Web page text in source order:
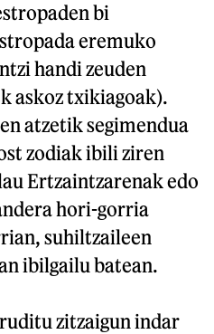
bi
eremuko
handi zeuden
askoz txikiagoak).
atzetik segimendua
zodiak ibili ziren
Ertzaintzarenak edo
hori-gorria
suhiltzaileen
ibilgailu batean.
zitzaigun indar